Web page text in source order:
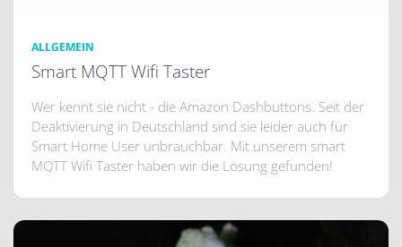
ALLGEMEIN
Smart MQTT Wifi Taster
Wer kennt sie nicht - die Amazon Dashbuttons. Seit der
Deaktivierung in Deutschland sind sie leider auch für
Smart Home User unbrauchbar. Mit unserem smart
MQTT Wifi Taster haben wir die Lösung gefunden!